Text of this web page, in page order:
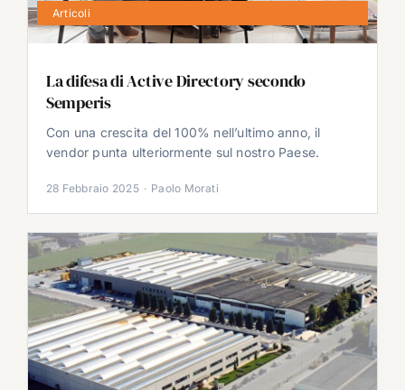
Articoli
La difesa di Active Directory secondo
Semperis
Con una crescita del 100% nell’ultimo anno, il
vendor punta ulteriormente sul nostro Paese.
28 Febbraio 2025 · Paolo Morati